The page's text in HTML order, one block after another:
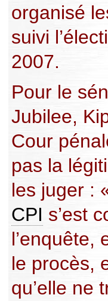
organisé
suivi
2007.
Pour le
Jubilee,
Cour
pas la
les juger :
CPI s’est
l’enquête,
le procès,
qu’elle ne